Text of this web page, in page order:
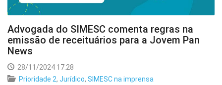
Advogada do SIMESC comenta regras na
emissão de receituários para a Jovem Pan
News
28/11/2024 17:28
Prioridade 2, Jurídico, SIMESC na imprensa